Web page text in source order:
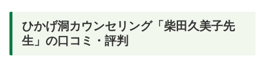
ひかげ洞カウンセリング「柴田久美子先
生」の口コミ・評判